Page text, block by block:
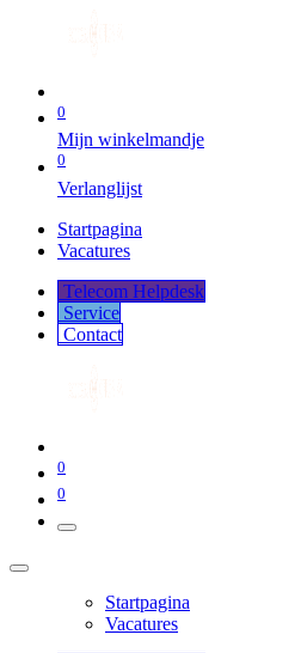
0
Mijn winkelmandje
0
Verlanglijst
Startpagina
Vacatures
Telecom Helpdesk
Service
Co​​​​​​ntact
0
0
Startpagina
Vacatures